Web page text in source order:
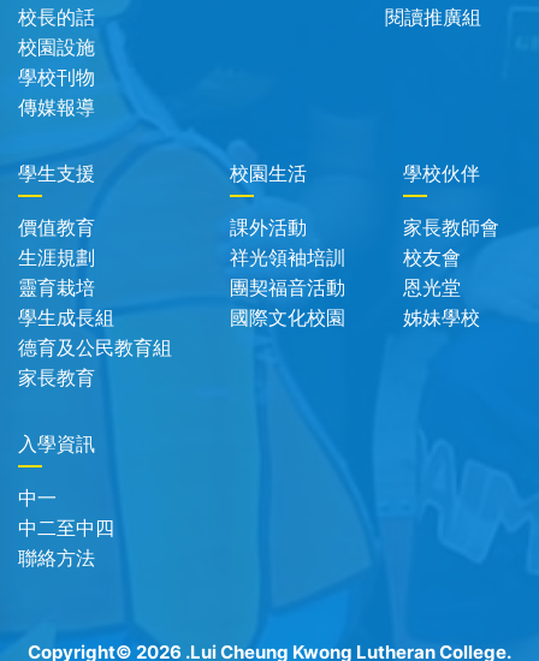
校長的話
校園設施
學校刊物
傳媒報導
閱讀推廣組
學生支援
價值教育
生涯規劃
靈育栽培
學生成長組
德育及公民教育組
家長教育
校園生活
課外活動
祥光領袖培訓
團契福音活動
國際文化校園
學校伙伴
家長教師會
校友會
恩光堂
姊妹學校
入學資訊
中一
中二至中四
聯絡方法
Copyright© 2026 .Lui Cheung Kwong Lutheran College.